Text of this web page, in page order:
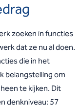
zoeken in functies
dat ze nu al doen.
die in het
belangstelling om
te kijken. Dit
denkniveau: 57